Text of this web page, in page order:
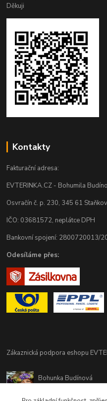
Děkuji
Kontakty
Fakturační adresa:
EVTERINKA.CZ - Bohumila
Osvračín č. p. 230, 345 61 Staňkov
IČO: 03681572, neplátce DPH
Bankovní spojení: 2800720013/
Odesíláme přes:
Zákaznická podpora eshopu
Bohunka Budínová
(Po-Pá - 9:00-